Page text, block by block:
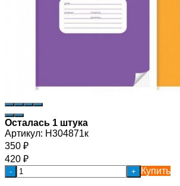
Осталась 1 штука
Артикул: Н304871к
350 ₽
420 ₽
- + Купить